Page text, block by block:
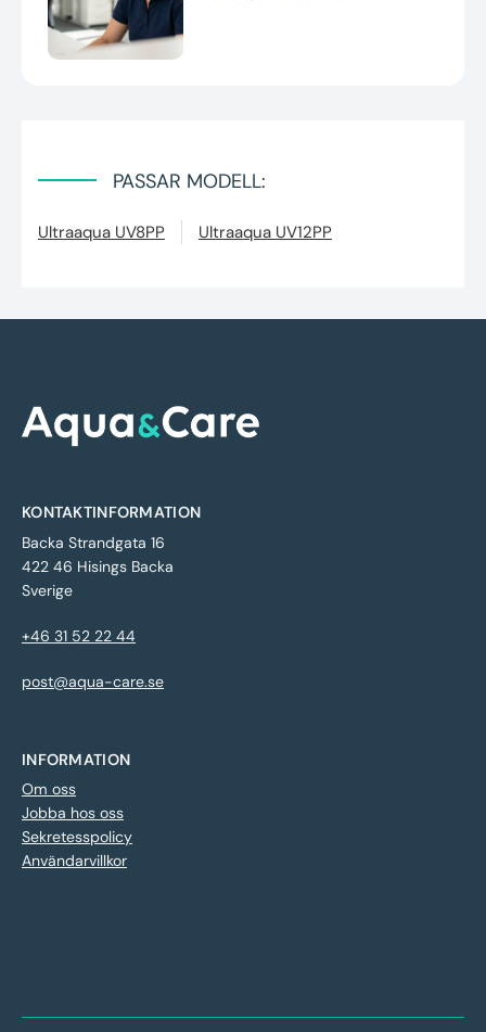
PASSAR MODELL:
Ultraaqua UV8PP Ultraaqua UV12PP
KONTAKTINFORMATION
Backa Strandgata 16
422 46 Hisings Backa
Sverige
+46 31 52 22 44
post@aqua-care.se
INFORMATION
Om oss
Jobba hos oss
Sekretesspolicy
Användarvillkor